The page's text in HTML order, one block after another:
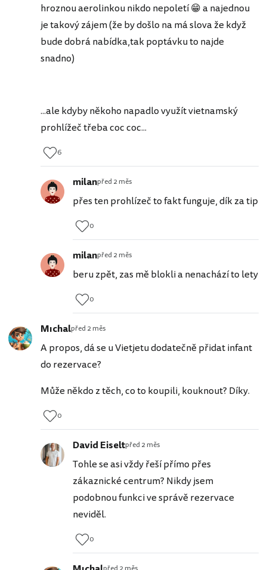
hroznou aerolinkou nikdo nepoletí 😁 a najednou
je takový zájem (že by došlo na má slova že když
bude dobrá nabídka,tak poptávku to najde
snadno)
...ale kdyby někoho napadlo využít vietnamský
prohlížeč třeba coc coc...
6
milanpřed 2 měs
přes ten prohlízeč to fakt funguje, dík za tip
0
milanpřed 2 měs
beru zpět, zas mě blokli a nenachází to lety
0
Mıchalpřed 2 měs
A propos, dá se u Vietjetu dodatečně přidat infant
do rezervace?
Může někdo z těch, co to koupili, kouknout? Díky.
0
David Eiseltpřed 2 měs
Tohle se asi vždy řeší přímo přes
zákaznické centrum? Nikdy jsem
podobnou funkci ve správě rezervace
neviděl.
0